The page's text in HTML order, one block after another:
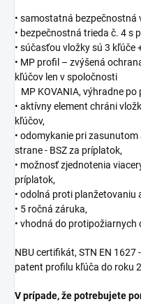
• samostatná
• bezpečnostná trieda č. 4 s
• súčasťou vložky sú 3 kľúče
• MP profil – zvýšená
kľúčov len v spoločnosti
MP KOVANIA, výhradne
• aktívny element chráni
kľúčov,
• odomykanie pri
strane - BSZ za príplatok,
• možnosť zjednotenia
príplatok,
• odolná proti planžetovaniu
• 5 ročná záruka,
• vhodná do protipožiarnych
NBU certifikát, STN EN
patent profilu kľúča do roku
V prípade, že potrebujete